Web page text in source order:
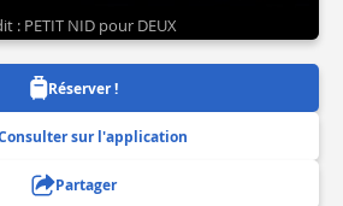
: PETIT NID pour DEUX
Réserver !
sur l'application
Partager